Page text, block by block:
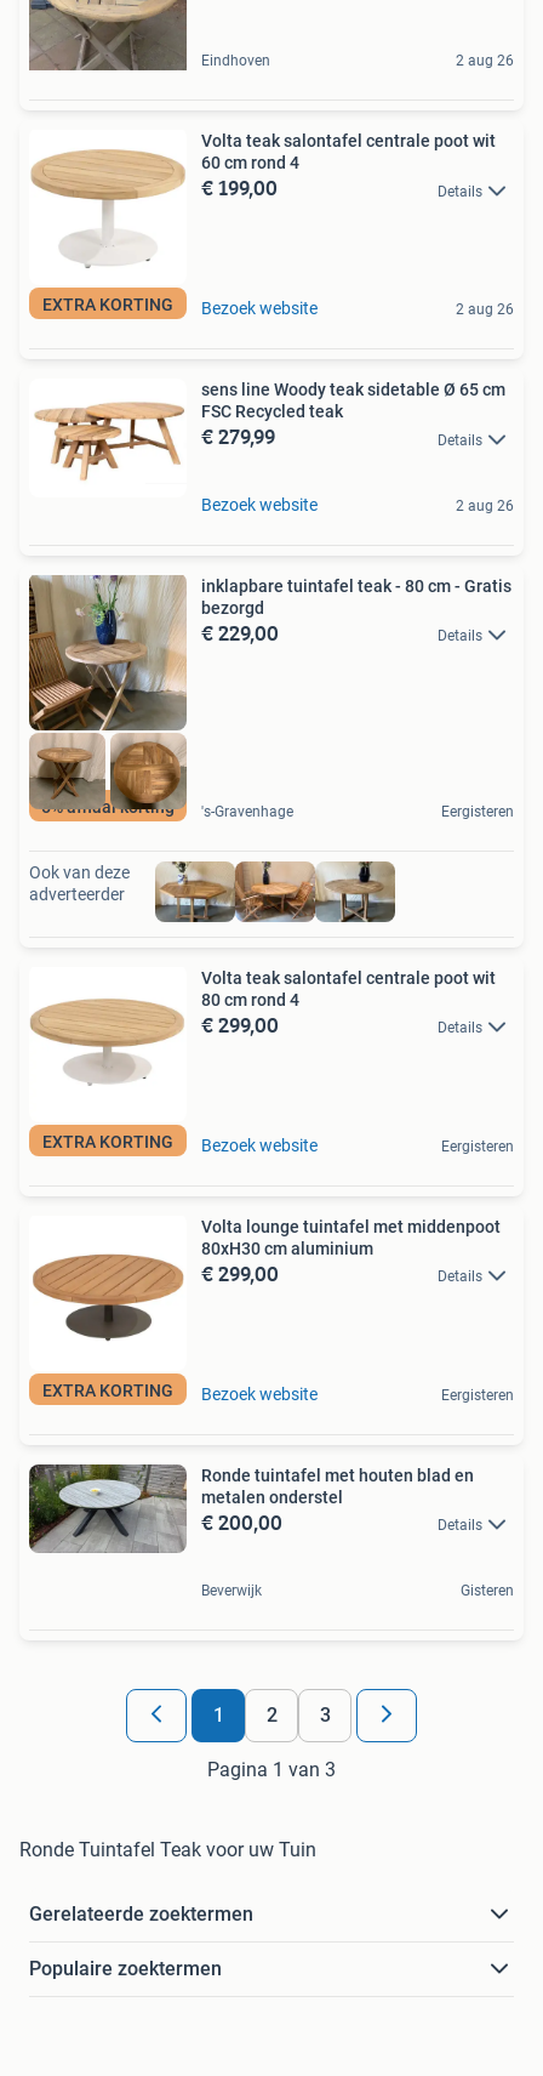
Eindhoven 2 aug 26
EXTRA KORTING
Volta teak salontafel centrale poot wit
60 cm rond 4
€ 199,00 Details
Bezoek website 2 aug 26
sens line Woody teak sidetable Ø 65 cm
FSC Recycled teak
€ 279,99 Details
Bezoek website 2 aug 26
5% afhaal korting
inklapbare tuintafel teak - 80 cm - Gratis
bezorgd
€ 229,00 Details
's-Gravenhage Eergisteren
Ook van deze
adverteerder
EXTRA KORTING
Volta teak salontafel centrale poot wit
80 cm rond 4
€ 299,00 Details
Bezoek website Eergisteren
EXTRA KORTING
Volta lounge tuintafel met middenpoot
80xH30 cm aluminium
€ 299,00 Details
Bezoek website Eergisteren
Ronde tuintafel met houten blad en
metalen onderstel
€ 200,00 Details
Beverwijk Gisteren
1 2 3
Pagina 1 van 3
Ronde Tuintafel Teak voor uw Tuin
Gerelateerde zoektermen
Populaire zoektermen